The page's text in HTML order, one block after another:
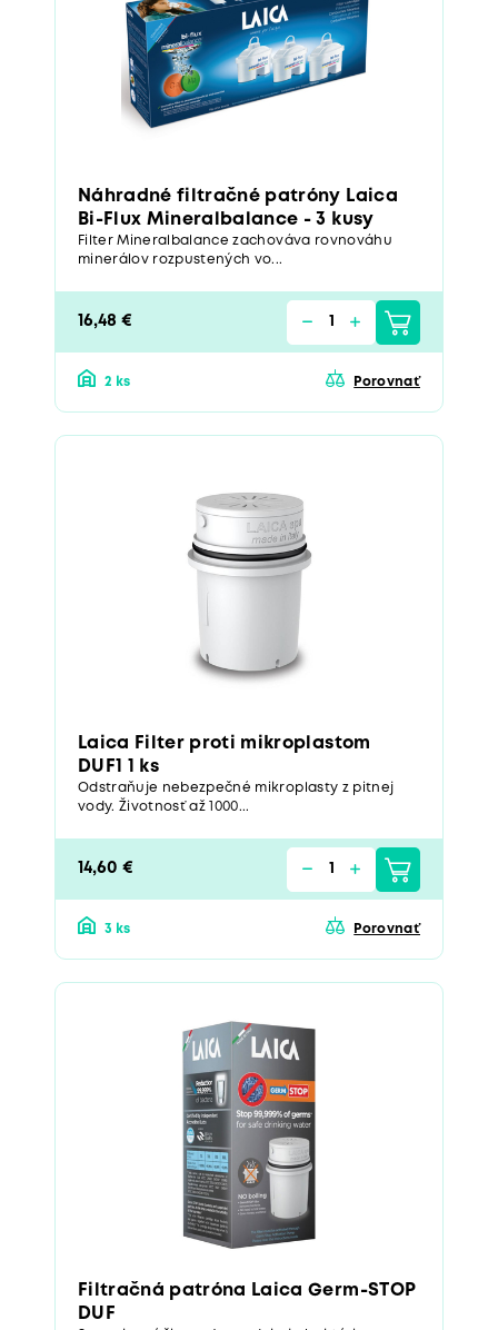
Náhradné filtračné patróny Laica
Bi-Flux Mineralbalance - 3 kusy
Filter Mineralbalance zachováva rovnováhu
minerálov rozpustených vo...
16,48 €
2 ks Porovnať
Laica Filter proti mikroplastom
DUF1 1 ks
Odstraňuje nebezpečné mikroplasty z pitnej
vody. Životnosť až 1000...
14,60 €
3 ks Porovnať
Filtračná patróna Laica Germ-STOP
DUF